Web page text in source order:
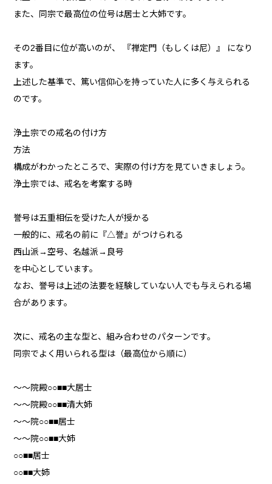
また、同宗で最高位の位号は居士と大姉です。
その2番目に位が高いのが、 『禅定門（もしくは尼）』 になり
ます。
上述した基準で、篤い信仰心を持っていた人に多く与えられる
のです。
浄土宗での戒名の付け方
方法
構成がわかったところで、実際の付け方を見ていきましょう。
浄土宗では、戒名を考案する時
誉号は五重相伝を受けた人が授かる
一般的に、戒名の前に『△誉』がつけられる
西山派→空号、名越派→良号
を中心としています。
なお、誉号は上述の法要を経験していない人でも与えられる場
合があります。
次に、戒名の主な型と、組み合わせのパターンです。
同宗でよく用いられる型は（最高位から順に）
～～院殿○○■■大居士
～～院殿○○■■清大姉
～～院○○■■居士
～～院○○■■大姉
○○■■居士
○○■■大姉